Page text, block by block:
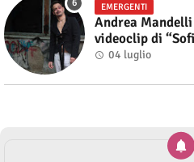
EMERGENTI
Andrea
videoclip di
04 luglio